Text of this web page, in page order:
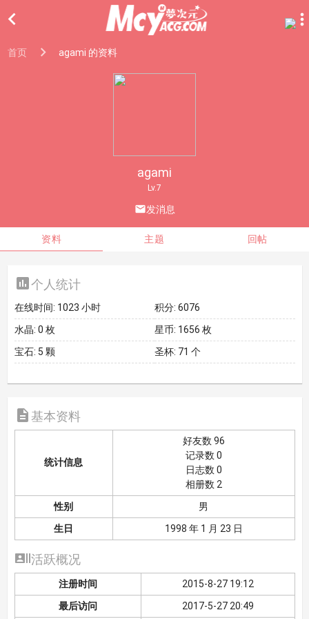

首页 agami 的资料
agami
Lv.7
发消息
资料 主题 回帖
个人统计
在线时间: 1023 小时 积分: 6076
水晶: 0 枚 星币: 1656 枚
宝石: 5 颗 圣杯: 71 个
 基本资料
统计信息
好友数 96
记录数 0
日志数 0
相册数 2
性别
男
生日
1998 年 1 月 23 日
活跃概况
注册时间
2015-8-27 19:12
最后访问
2017-5-27 20:49